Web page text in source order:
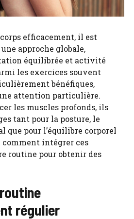
efficacement, il est
approche globale,
équilibrée et activité
les exercices souvent
bénéfiques,
attention particulière.
les muscles profonds, ils
tant pour la posture, le
que pour l’équilibre corporel
comment intégrer ces
routine pour obtenir des
régulier